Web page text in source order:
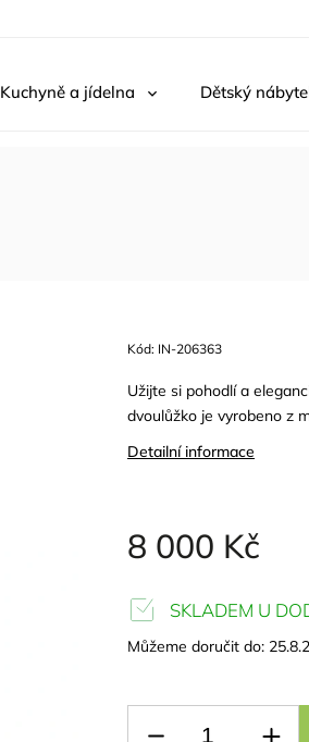
Kuchyně a jídelna Dětský
8 000 Kč
Kód: IN-206363
Užijte si pohodlí a
dvoulůžko je vyrobeno z
Detailní informace
SKLADEM U
Můžeme doručit do: